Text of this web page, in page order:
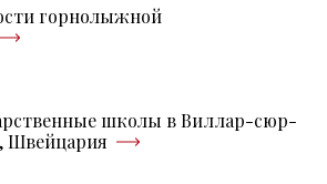
горнолыжной
школы в Виллар-сюр-
Швейцария